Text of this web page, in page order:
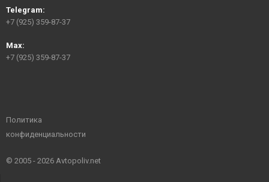
Telegram:
+7 (925) 359-87-37
Max:
+7 (925) 359-87-37
Политика
конфиденциальности
© 2005 - 2026 Avtopoliv.net